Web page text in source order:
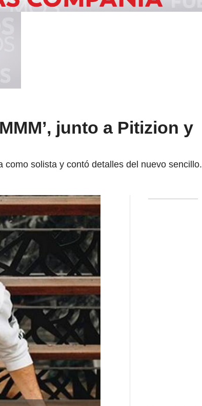
junto a Pitizion y
solista y contó detalles del nuevo sencillo.